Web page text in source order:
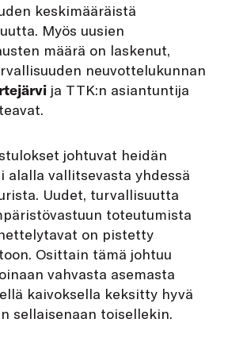
keskimääräistä
Myös uusien
määrä on laskenut,
neuvottelukunnan
ja TTK:n asiantuntija
johtuvat heidän
alalla vallitsevasta yhdessä
Uudet, turvallisuutta
toteutumista
on pistetty
Osittain tämä johtuu
vahvasta asemasta
kaivoksella keksitty hyvä
sellaisenaan toisellekin.